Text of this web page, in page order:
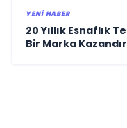
YENI HABER
20 Yıllık Esnaflık
Bir Marka